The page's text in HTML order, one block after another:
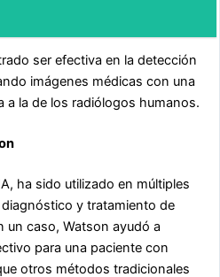
ser efectiva en la detección
imágenes médicas con una
a la de los radiólogos humanos.
ha sido utilizado en múltiples
y tratamiento de
un caso, Watson ayudó a
para una paciente con
otros métodos tradicionales